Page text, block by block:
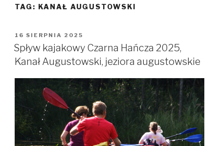
TAG: KANAŁ AUGUSTOWSKI
OPUBLIKOWANE
W
16 SIERPNIA 2025
Spływ kajakowy Czarna Hańcza 2025,
Kanał Augustowski, jeziora augustowskie